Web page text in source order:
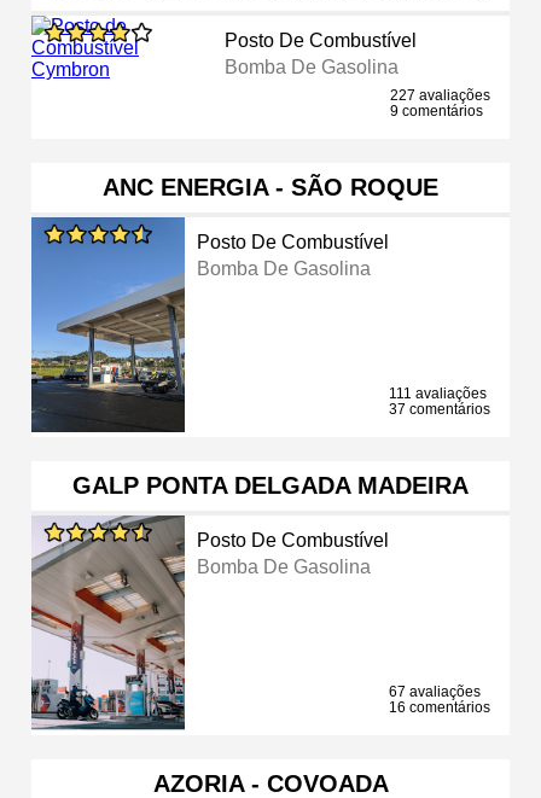
Posto De Combustível
Bomba De Gasolina
227 avaliações
9 comentários
ANC ENERGIA - SÃO ROQUE
Posto De Combustível
Bomba De Gasolina
111 avaliações
37 comentários
GALP PONTA DELGADA MADEIRA
Posto De Combustível
Bomba De Gasolina
67 avaliações
16 comentários
AZORIA - COVOADA